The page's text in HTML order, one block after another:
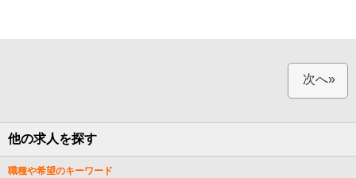
次へ»
他の求人を探す
職種や希望のキーワード